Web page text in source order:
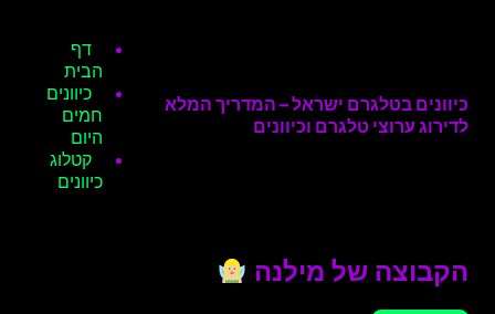
כיוונים בטלגרם ישראל – המדריך המלא
לדירוג ערוצי טלגרם וכיוונים
דף
הבית
כיוונים
חמים
היום
קטלוג
כיוונים
הקבוצה של מילנה